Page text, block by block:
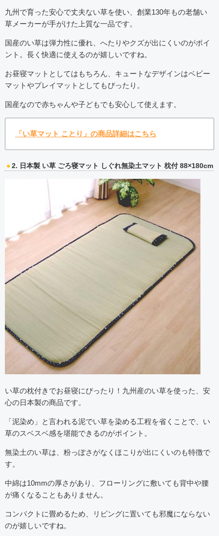
九州で育った安心で丈夫ない草を使い、創業130年もの老舗い
草メーカーが手がけた上質な一品です。
国産のい草は弾力性に優れ、へたりやクズが出にくいのがポイ
ント。長く快適に使えるのが嬉しいですね。
お昼寝マットとしてはもちろん、キュートなデザインはベビー
マットやプレイマットとしてもぴったり。
国産なので赤ちゃんや子どもでも安心して使えます。
「い草マット ことり」の商品詳細はこちら
2. 日本製 い草 ごろ寝マット しぐれ無染土マット 枕付 88×180cm
い草の枕付きでお昼寝にぴったり！九州産のい草を使った、安
心の日本製の商品です。
「泥染め」と言われる泥でい草を染める工程を省くことで、い
草のスベスベ感を堪能できるのがポイント。
無染土のい草は、粉っぽさがなくほこりが出にくいのも特徴で
す。
中綿は10mmの厚さがあり、フローリングに敷いても背中や腰
が痛くなることもありません。
コンパクトに畳めるため、リビングに置いても邪魔にならない
のが嬉しいですね。